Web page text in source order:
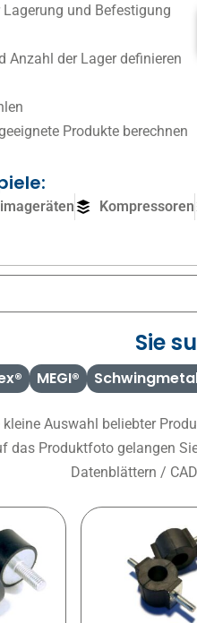
und Befestigung
Anzahl der Lager definieren
Produkte berechnen
Kompressoren
Sie
MEGI®
kleine Auswahl beliebter
das Produktfoto gelangen
Datenblättern /